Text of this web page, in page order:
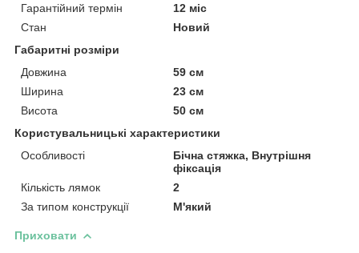
Гарантійний термін
12 міс
Стан
Новий
Габаритні розміри
Довжина
59 см
Ширина
23 см
Висота
50 см
Користувальницькі характеристики
Особливості
Бічна стяжка, Внутрішня
фіксація
Кількість лямок
2
За типом конструкції
М'який
Приховати